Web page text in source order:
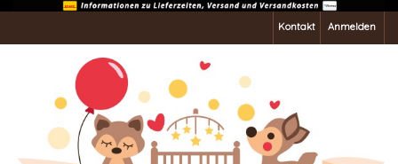
Anmelden
Kontakt